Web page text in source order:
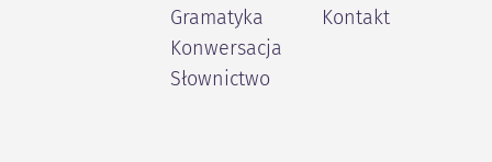
Gramatyka
Konwersacja
Słownictwo
Kontakt